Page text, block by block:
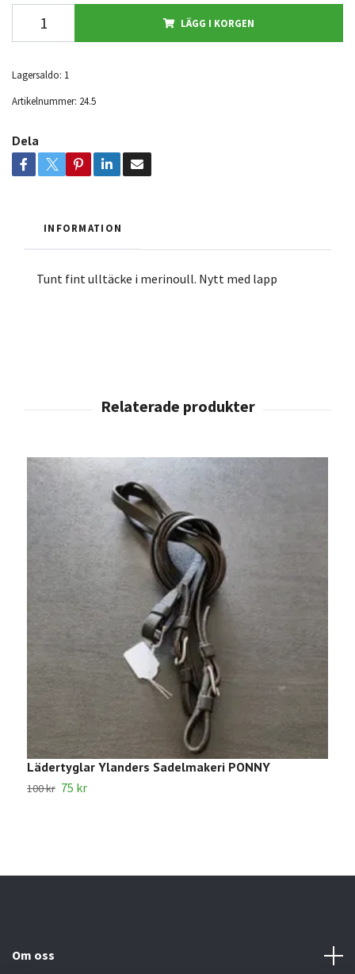
LÄGG I KORGEN
Lagersaldo: 1
Artikelnummer: 24.5
Dela
INFORMATION
Tunt fint ulltäcke i merinoull. Nytt med lapp
Lädertyglar Ylanders Sadelmakeri PONNY
100 kr 75 kr
Om oss